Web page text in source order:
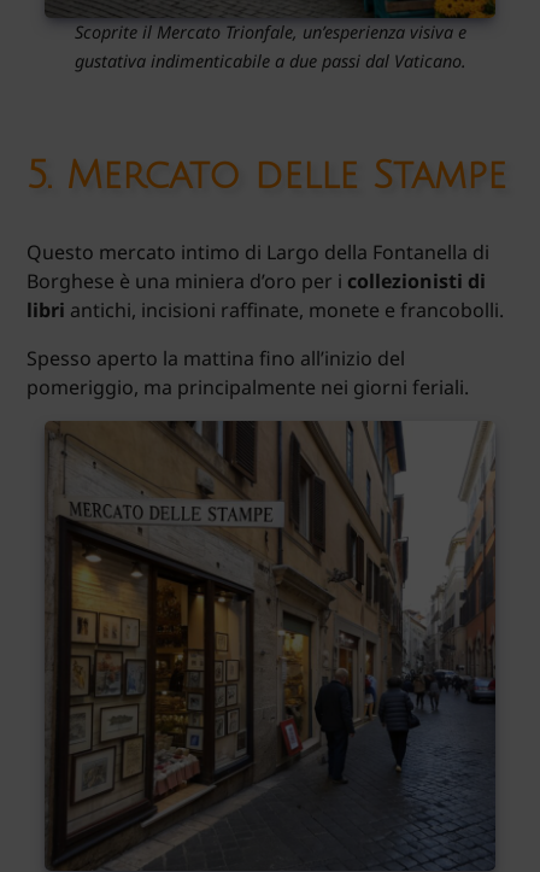
Scoprite il Mercato Trionfale, un’esperienza visiva e
gustativa indimenticabile a due passi dal Vaticano.
5. Mercato delle Stampe
Questo mercato intimo di Largo della Fontanella di
Borghese è una miniera d’oro per i collezionisti di
libri antichi, incisioni raffinate, monete e francobolli.
Spesso aperto la mattina fino all’inizio del
pomeriggio, ma principalmente nei giorni feriali.